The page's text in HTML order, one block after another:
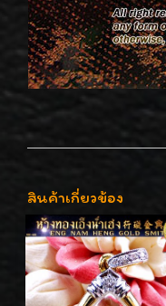
สินค้าเกี่ยวข้อง